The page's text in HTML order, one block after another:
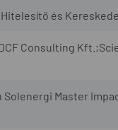
és
Consulting
Master